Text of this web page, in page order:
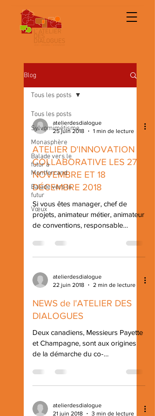
Blog
Tous les posts
Sylvomimétisme
Monasphère
Balade vers le
futur à
Montferrand
Balade vers le
futur
Vœux
Tous les posts
atelierdesdialogue
25 juin 2018
1 min de lecture
ATELIER D'INNOVATION
COLLABORATIVE LES 27
NOVEMBRE ET 18
DÉCEMBRE 2018
Si vous êtes manager, chef de
projets, animateur métier, animateur
de conventions, responsable
consultant...
atelierdesdialogue
22 juin 2018
2 min de lecture
NEWS de l'ATELIER DES
DIALOGUES
Deux canadiens, Messieurs Payette
et Champagne, sont aux origines
de la démarche du co-
d’un...
atelierdesdialogue
21 juin 2018
3 min de lecture